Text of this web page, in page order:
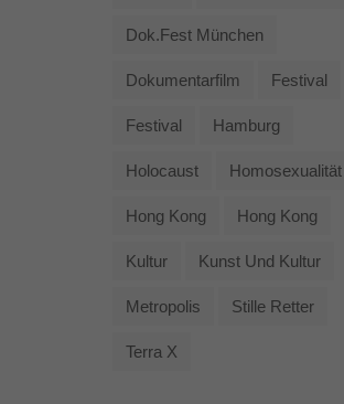
Dok.fest München
Dokumentarfilm Festival
Festival Hamburg
Holocaust Homosexualität
Hong Kong Hong Kong
Kultur Kunst Und Kultur
Metropolis Stille Retter
Terra X